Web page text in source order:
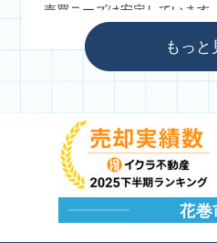
売買ニーズは安定しています
踏まえた長期的な資産運用プ
・観光スポット & 住みやすさ
宮沢賢治記念館や童話村、
荘・リゾート物件の売買提案
型の管理プランも安心。四季
しが叶います。
【最後に】
花巻市の賃貸・売買・管理を
もっと